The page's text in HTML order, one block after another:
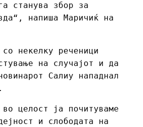
станува збор за
напиша Маричиќ на
некелку реченици
на случајот и да
Салиу нападнал
целост ја почитуваме
и слободата на